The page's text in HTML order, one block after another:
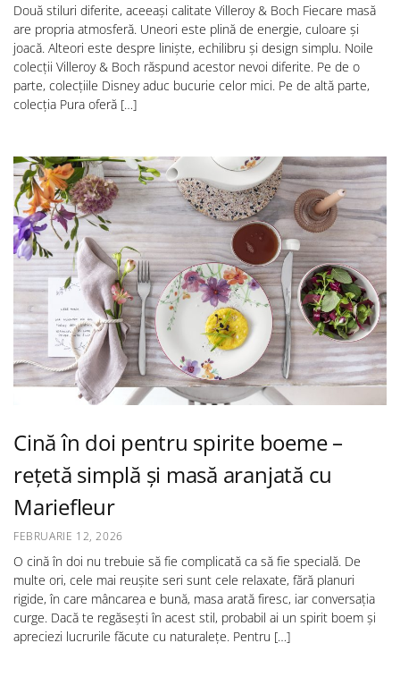
Două stiluri diferite, aceeași calitate Villeroy & Boch Fiecare masă
are propria atmosferă. Uneori este plină de energie, culoare și
joacă. Alteori este despre liniște, echilibru și design simplu. Noile
colecții Villeroy & Boch răspund acestor nevoi diferite. Pe de o
parte, colecțiile Disney aduc bucurie celor mici. Pe de altă parte,
colecția Pura oferă […]
Cină în doi pentru spirite boeme –
rețetă simplă și masă aranjată cu
Mariefleur
FEBRUARIE 12, 2026
O cină în doi nu trebuie să fie complicată ca să fie specială. De
multe ori, cele mai reușite seri sunt cele relaxate, fără planuri
rigide, în care mâncarea e bună, masa arată firesc, iar conversația
curge. Dacă te regăsești în acest stil, probabil ai un spirit boem și
apreciezi lucrurile făcute cu naturalețe. Pentru […]